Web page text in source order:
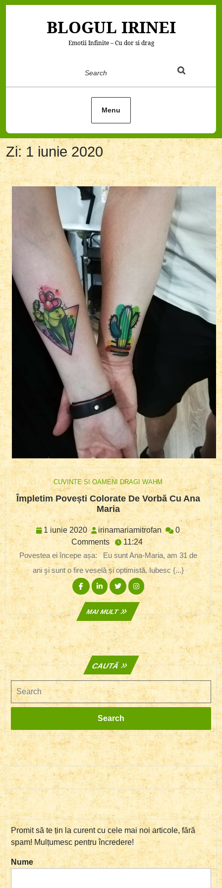
Skip
BLOGUL IRINEI
Emotii Infinite – Cu dor si drag
Menu
Zi:1 iunie 2020
CUVINTE SI OAMENI DRAGI WAHM
Împletim Povești Colorate De Vorbă Cu Ana
MariaÎmpletim
Povești
Colorate
De
Vorbă
Cu
Ana
Maria
1 iunie 2020 1
iunie
2020
irinamariamitrofan
0
Comments
11:24
Povestea ei începe așa: Eu sunt Ana-Maria, am 31 de
ani şi sunt o fire veselă și optimistă. Iubesc {...}
Facebook
Linkedin
TwitterInstagram
MAI MULT
MAI
MULT
CAUTĂ
Search
Search
Promit să te țin la curent cu cele mai noi articole, fără
spam! Mulțumesc pentru încredere!
Nume